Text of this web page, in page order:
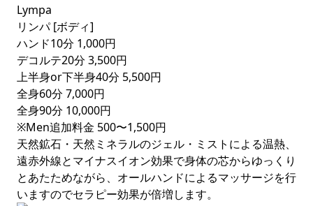
Lympa
リンパ [ボディ]
ハンド10分 1,000円
デコルテ20分 3,500円
上半身or下半身40分 5,500円
全身60分 7,000円
全身90分 10,000円
※Men追加料金 500〜1,500円
天然鉱石・天然ミネラルのジェル・ミストによる温熱、
遠赤外線とマイナスイオン効果で身体の芯からゆっくり
とあたためながら、オールハンドによるマッサージを行
いますのでセラピー効果が倍増します。